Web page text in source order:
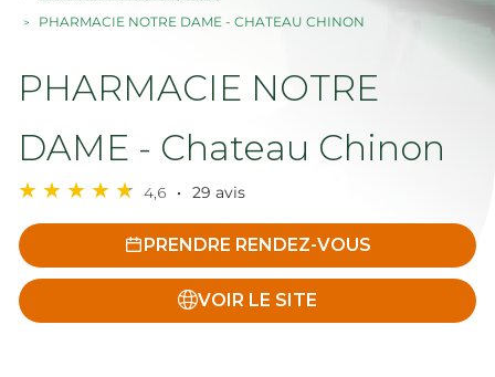
PHARMACIE NOTRE DAME - CHATEAU CHINON
PHARMACIE NOTRE
DAME - Chateau Chinon
4,6 29 avis
PRENDRE RENDEZ-VOUS
VOIR LE SITE